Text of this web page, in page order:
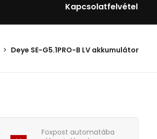
Kapcsolatfelvétel
Deye SE-G5.1PRO-B LV akkumulátor
Foxpost automatába